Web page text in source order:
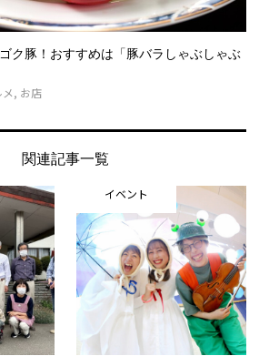
ク豚！おすすめは「豚バラしゃぶしゃぶ
, お店
関連記事一覧
イベント